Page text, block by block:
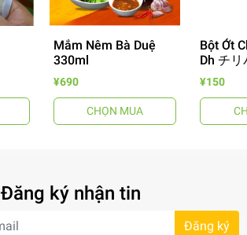
Mắm Nêm Bà Duệ
330ml
¥690
CHỌN MUA
Bột Ớt
Dh チ
¥150
Đăng ký nhận tin
Đăng ký